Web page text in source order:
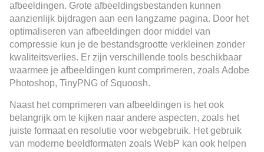
afbeeldingen. Grote afbeeldingsbestanden kunnen
aanzienlijk bijdragen aan een langzame pagina. Door het
optimaliseren van afbeeldingen door middel van
compressie kun je de bestandsgrootte verkleinen zonder
kwaliteitsverlies. Er zijn verschillende tools beschikbaar
waarmee je afbeeldingen kunt comprimeren, zoals Adobe
Photoshop, TinyPNG of Squoosh.
Naast het comprimeren van afbeeldingen is het ook
belangrijk om te kijken naar andere aspecten, zoals het
juiste formaat en resolutie voor webgebruik. Het gebruik
van moderne beeldformaten zoals WebP kan ook helpen